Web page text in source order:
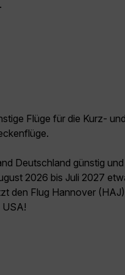
Flüge für die Kurz-
Deutschland günstig
2026 bis Juli 2027
den Flug Hannover
USA!